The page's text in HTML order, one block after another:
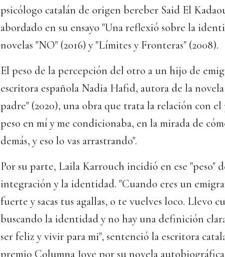
psicólogo catalán de origen bereber Said El
abordado en su ensayo "Una reflexió sobre la
novelas "NO" (2016) y "Límites y Fronteras" (2008).
El peso de la percepción del otro a un hijo de
escritora española Nadia Hafid, autora de la
padre" (2020), una obra que trata la relación con el
peso en mí y me condicionaba, en la mirada de
demás, y eso lo vas arrastrando".
Por su parte, Laila Karrouch incidió en ese "peso"
integración y la identidad. "Cuando eres un
fuerte y sacas tus agallas, o te vuelves loco. Llevo
buscando la identidad y no hay una definición
ser feliz y vivir para mi", sentenció la escritora
premio Columna Jove por su novela